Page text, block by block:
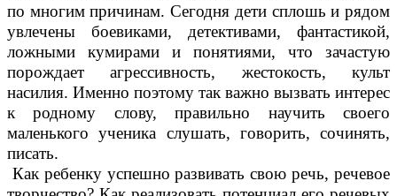
по многим причинам. Сегодня дети сплошь и рядом
увлечены боевиками, детективами, фантастикой,
ложными кумирами и понятиями, что зачастую
порождает агрессивность, жестокость, культ
насилия. Именно поэтому так важно вызвать интерес
к родному слову, правильно научить своего
маленького ученика слушать, говорить, сочинять,
писать.
Как ребенку успешно развивать свою речь, речевое